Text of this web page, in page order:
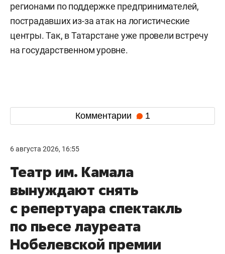
регионами по поддержке предпринимателей,
пострадавших из-за атак на логистические
центры. Так, в Татарстане уже провели встречу
на государственном уровне.
Комментарии 1
6 августа 2026, 16:55
Театр им. Камала
вынуждают снять
с репертуара спектакль
по пьесе лауреата
Нобелевской премии